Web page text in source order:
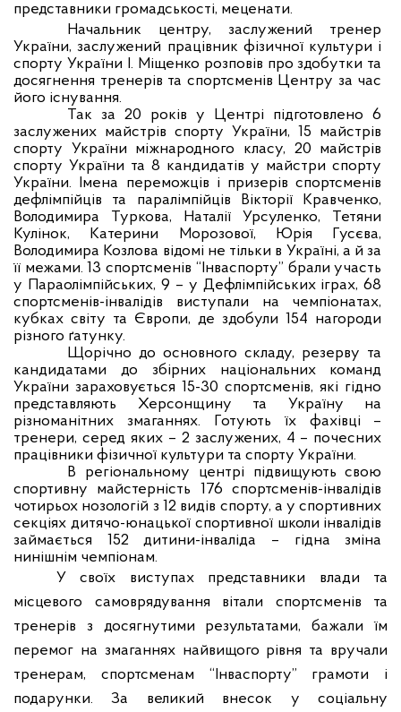
представники громадськості, меценати.
Начальник центру, заслужений тренер
України, заслужений працівник фізичної культури і
спорту України І. Міщенко розповів про здобутки та
досягнення тренерів та спортсменів Центру за час
його існування.
Так за 20 років у Центрі підготовлено 6
заслужених майстрів спорту України, 15 майстрів
спорту України міжнародного класу, 20 майстрів
спорту України та 8 кандидатів у майстри спорту
України. Імена переможців і призерів спортсменів
дефлімпійців та паралімпійців Вікторії Кравченко,
Володимира Туркова, Наталії Урсуленко, Тетяни
Кулінок, Катерини Морозової, Юрія Гусєва,
Володимира Козлова відомі не тільки в Україні, а й за
її межами. 13 спортсменів “Інваспорту” брали участь
у Параолімпійських, 9 – у Дефлімпійських іграх, 68
спортсменів-інвалідів виступали на чемпіонатах,
кубках світу та Європи, де здобули 154 нагороди
різного ґатунку.
Щорічно до основного складу, резерву та
кандидатами до збірних національних команд
України зараховується 15-30 спортсменів, які гідно
представляють Херсонщину та Україну на
різноманітних змаганнях. Готують їх фахівці –
тренери, серед яких – 2 заслужених, 4 – почесних
працівники фізичної культури та спорту України.
В регіональному центрі підвищують свою
спортивну майстерність 176 спортсменів-інвалідів
чотирьох нозологій з 12 видів спорту, а у спортивних
секціях дитячо-юнацької спортивної школи інвалідів
займається 152 дитини-інваліда – гідна зміна
нинішнім чемпіонам.
У своїх виступах представники влади та
місцевого самоврядування вітали спортсменів та
тренерів з досягнутими результатами, бажали їм
перемог на змаганнях найвищого рівня та вручали
тренерам, спортсменам “Інваспорту” грамоти і
подарунки. За великий внесок у соціальну